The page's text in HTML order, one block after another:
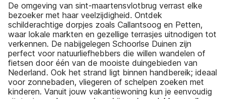
De omgeving van sint-maartensvlotbrug verrast elke
bezoeker met haar veelzijdigheid. Ontdek
schilderachtige dorpjes zoals Callantsoog en Petten,
waar lokale markten en gezellige terrasjes uitnodigen tot
verkennen. De nabijgelegen Schoorlse Duinen zijn
perfect voor natuurliefhebbers die willen wandelen of
fietsen door één van de mooiste duingebieden van
Nederland. Ook het strand ligt binnen handbereik; ideaal
voor zonnebaden, vliegeren of schelpen zoeken met
kinderen. Vanuit jouw vakantiewoning kun je eenvoudig